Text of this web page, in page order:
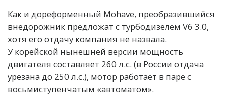
Как и дореформенный Mohave, преобразившийся
внедорожник предложат с турбодизелем V6 3.0,
хотя его отдачу компания не назвала.
У корейской нынешней версии мощность
двигателя составляет 260 л.с. (в России отдача
урезана до 250 л.с.), мотор работает в паре с
восьмиступенчатым «автоматом».